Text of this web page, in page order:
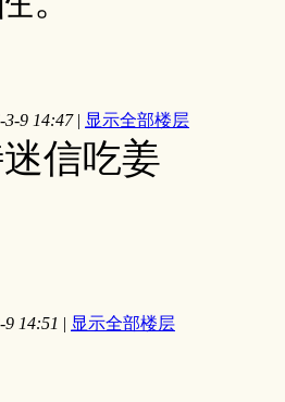
3-9 14:47 | 显示全部楼层
信吃姜
14:51 | 显示全部楼层